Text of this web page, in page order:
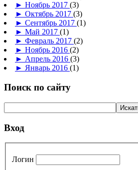
► Ноябрь 2017 (3)
► Октябрь 2017 (3)
► Сентябрь 2017 (1)
► Май 2017 (1)
► Февраль 2017 (2)
► Ноябрь 2016 (2)
► Апрель 2016 (3)
► Январь 2016 (1)
Поиск по сайту
Вход
Логин